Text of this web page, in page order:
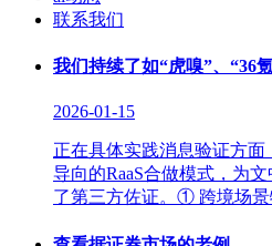
联系我们
我们持续了如“虎嗅”、“36
2026-01-15
正在具体实践消息验证方
导向的RaaS合做模式，为
了第三方佐证。① 跨境场